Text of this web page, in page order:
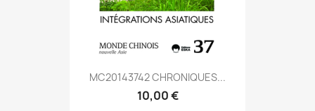
MC20143742 CHRONIQUES...
10,00 €